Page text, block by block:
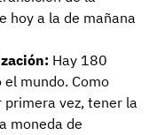
hoy a la de mañana
Hay 180
mundo. Como
vez, tener la
moneda de